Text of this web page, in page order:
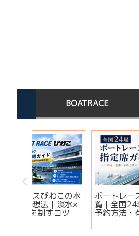
BOATRACE
ボートレース場指定席一
覧｜全国24場の料金・
予約方法・有料席を比較